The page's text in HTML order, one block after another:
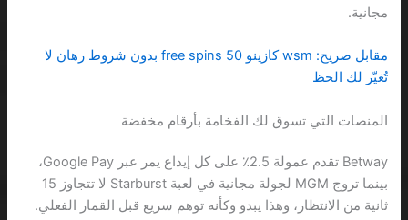
مجانية.
مقابل صريح: wsm كازينو 50 free spins بدون شروط رهان لا
تُغيّر لك الحظ
المنصات التي تسوق لك الفخامة بأرقام مخفضة
Betway تقدم عمولة 2.5٪ على كل إيداع يمر عبر Google Pay،
بينما تروج MGM لجولة مجانية في لعبة Starburst لا تتجاوز 15
ثانية من الانتظار، وهذا يبدو وكأنه توهم سريع قبل القمار الفعلي.